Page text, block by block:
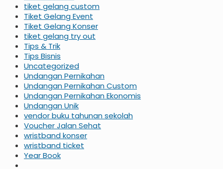
tiket gelang custom
Tiket Gelang Event
Tiket Gelang Konser
tiket gelang try out
Tips & Trik
Tips Bisnis
Uncategorized
Undangan Pernikahan
Undangan Pernikahan Custom
Undangan Pernikahan Ekonomis
Undangan Unik
vendor buku tahunan sekolah
Voucher Jalan Sehat
wristband konser
wristband ticket
Year Book